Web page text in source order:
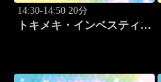
14:30-14:50 20分
トキメキ・インベスティン